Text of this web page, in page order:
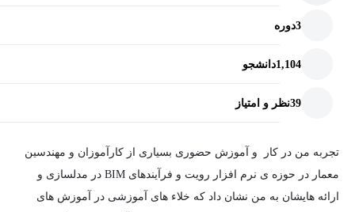
3دوره
1,104دانشجو
39نظر و امتیاز
تجربه من در کار و آموزش حضوری بسیاری از کارآموزان و مهندسین
معمار در حوزه ی نرم افزار رویت و فرآیندهای BIM در مدلسازی و
ارائه هایشان به من نشان داد که خلاء های آموزشی در آموزش های